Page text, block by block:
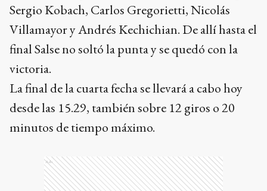
Sergio Kobach, Carlos Gregorietti, Nicolás
Villamayor y Andrés Kechichian. De allí hasta el
final Salse no soltó la punta y se quedó con la
victoria.
La final de la cuarta fecha se llevará a cabo hoy
desde las 15.29, también sobre 12 giros o 20
minutos de tiempo máximo.
Ads